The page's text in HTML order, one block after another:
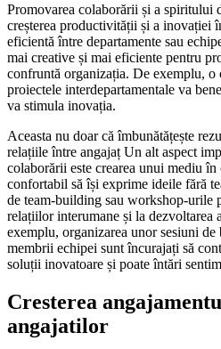
Promovarea colaborării și a spiritului
creșterea productivității și a inovației
eficientă între departamente sau
mai creative și mai eficiente pentru
confruntă organizația. De exemplu, o
proiectele interdepartamentale va
va stimula inovația.
Aceasta nu doar că îmbunătățește
relațiile între angajaț Un alt aspect
colaborării este crearea unui mediu în
confortabil să își exprime ideile fără
de team-building sau workshop-urile
relațiilor interumane și la dezvoltarea
exemplu, organizarea unor sesiuni
membrii echipei sunt încurajați să
soluții inovatoare și poate întări
Cresterea
angajatilor